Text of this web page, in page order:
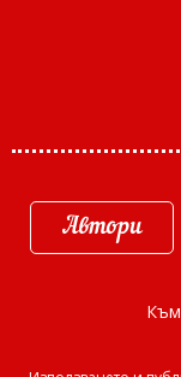
Автори
Към